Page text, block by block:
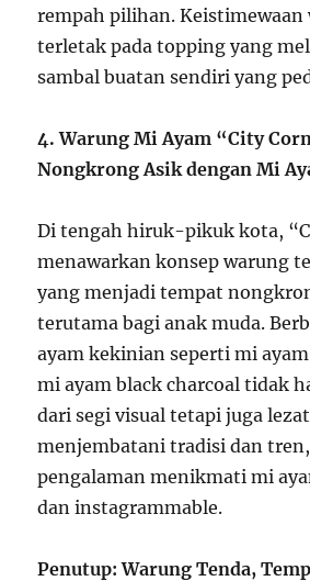
rempah pilihan. Keistimewaan
terletak pada topping yang
sambal buatan sendiri yang
4. Warung Mi Ayam “City
Nongkrong Asik dengan Mi
Di tengah hiruk-pikuk kota,
menawarkan konsep warung
yang menjadi tempat
terutama bagi anak muda.
ayam kekinian seperti mi
mi ayam black charcoal tidak
dari segi visual tetapi juga
menjembatani tradisi dan
pengalaman menikmati mi
dan instagrammable.
Penutup: Warung Tenda,